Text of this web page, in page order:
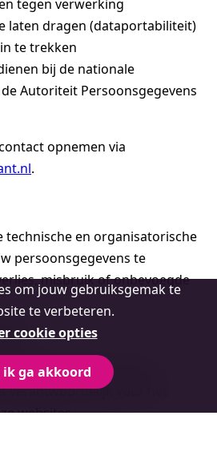
om jouw gebruiksgemak te
te verbeteren.
cookie opties
ik ga akkoord
tegen verwerking
laten dragen (dataportabiliteit)
te trekken
bij de nationale
Autoriteit Persoonsgegevens
opnemen via
.
technische en organisatorische
persoonsgegevens te
misbruik of onbevoegde
bevatten naar externe
verantwoordelijk voor het
websites.